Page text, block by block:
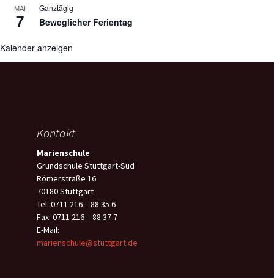
MAI
7
Ganztägig
Beweglicher Ferientag
Kalender anzeigen
Kontakt
Marienschule
Grundschule Stuttgart-Süd
Römerstraße 16
70180 Stuttgart
Tel: 0711 216 – 88 35 6
Fax: 0711 216 – 88 37 7
E-Mail:
marienschule@stuttgart.de